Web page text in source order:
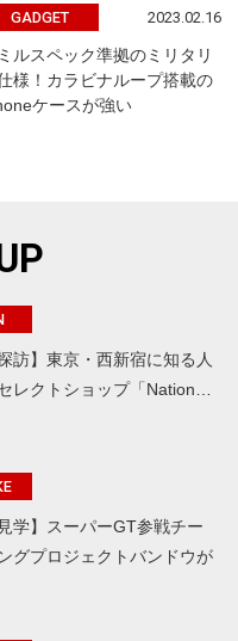
GADGET 2023.02.16
ルスペック準拠のミリタリ
様！カラビナループ搭載の
ケースが強い
訪】東京・西新宿に知る人
レクトショップ「Nation…
学】スーパーGT参戦チー
グプロジェクトバンドウが